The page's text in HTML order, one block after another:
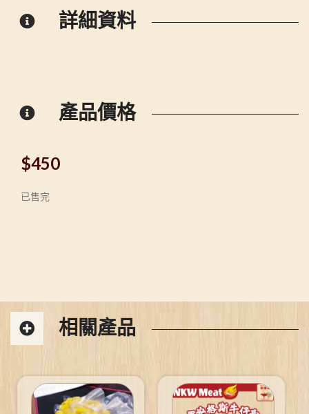
詳細資料
產品價格
$450
已售完
相關產品